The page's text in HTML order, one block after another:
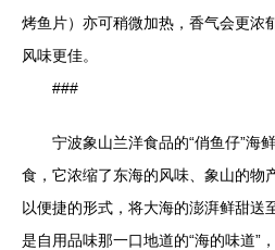
烤鱼片）亦可稍微加热，香气会更浓
风味更佳。
###
宁波象山兰洋食品的“俏鱼仔”海
食，它浓缩了东海的风味、象山的物
以便捷的形式，将大海的澎湃鲜甜送
是自用品味那一口地道的“海的味道”